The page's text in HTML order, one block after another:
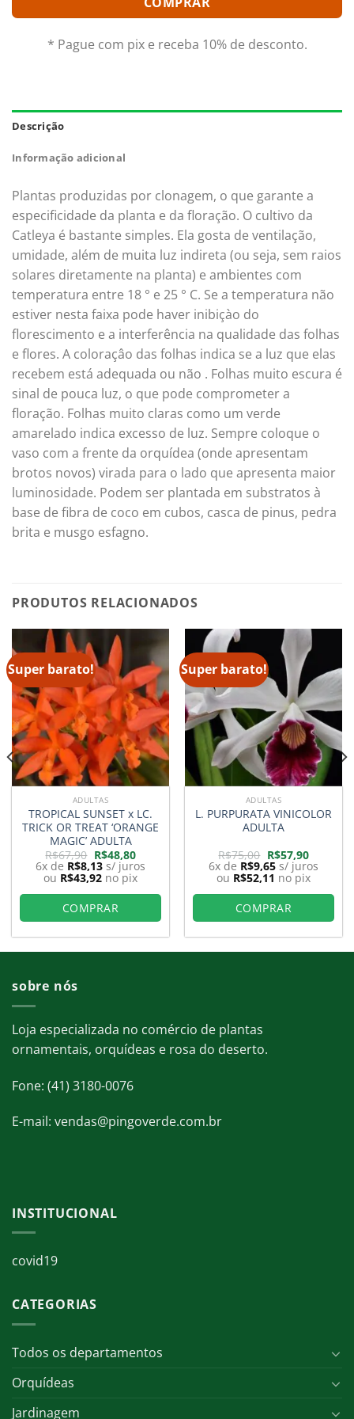
* Pague com pix e receba 10% de desconto.
Descrição
Informação adicional
Plantas produzidas por clonagem, o que garante a
especificidade da planta e da floração. O cultivo da
Catleya é bastante simples. Ela gosta de ventilação,
umidade, além de muita luz indireta (ou seja, sem raios
solares diretamente na planta) e ambientes com
temperatura entre 18 ° e 25 ° C. Se a temperatura não
estiver nesta faixa pode haver inibiçào do
florescimento e a interferência na qualidade das folhas
e flores. A coloraçâo das folhas indica se a luz que elas
recebem está adequada ou não . Folhas muito escura é
sinal de pouca luz, o que pode comprometer a
floração. Folhas muito claras como um verde
amarelado indica excesso de luz. Sempre coloque o
vaso com a frente da orquídea (onde apresentam
brotos novos) virada para o lado que apresenta maior
luminosidade. Podem ser plantada em substratos à
base de fibra de coco em cubos, casca de pinus, pedra
brita e musgo esfagno.
PRODUTOS RELACIONADOS
Super barato!
ADULTAS
TROPICAL SUNSET x LC.
TRICK OR TREAT ‘ORANGE
MAGIC’ ADULTA
R$67,90 O
preço
original
era:
R$67,90.
R$48,80O
preço
atual
é:
R$48,80.
6x de R$8,13 s/ juros
ou R$43,92 no pix
COMPRAR
Super barato!
ADULTAS
L. PURPURATA VINICOLOR
ADULTA
R$75,00 O
preço
original
era:
R$75,00.
R$57,90O
preço
atual
é:
R$57,90.
6x de R$9,65 s/ juros
ou R$52,11 no pix
COMPRAR
sobre nós
Loja especializada no comércio de plantas
ornamentais, orquídeas e rosa do deserto.
Fone: (41) 3180-0076
E-mail: vendas@pingoverde.com.br
INSTITUCIONAL
covid19
CATEGORIAS
Todos os departamentos
Orquídeas
Jardinagem